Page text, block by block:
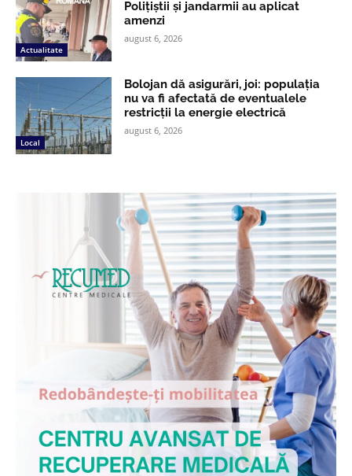
Actualitate
Polițiștii și jandarmii au aplicat
amenzi
august 6, 2026
Local
Bolojan dă asigurări, joi: populația
nu va fi afectată de eventualele
restricții la energie electrică
august 6, 2026